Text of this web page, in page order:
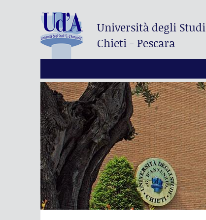
Università degli Studi
Chieti - Pescara